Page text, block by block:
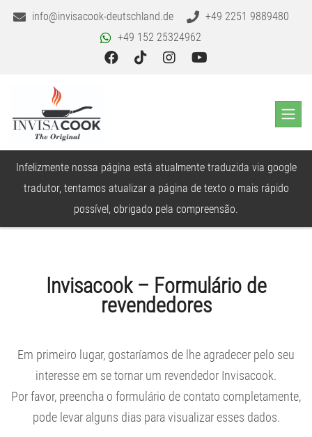
info@invisacook-deutschland.de
+49 2251 9889480
+49 152 25324962
Infelizmente nossa página está atualmente traduzida via google
tradutor, tentamos atualizar a página de texto o mais rápido
possível, obrigado pela compreensão.
Invisacook – Formulário de
revendedores
Em primeiro lugar, gostaríamos de lhe agradecer pelo seu
interesse em se tornar um revendedor Invisacook.
Por favor, preencha o formulário de contato completamente,
pode levar alguns dias para visualizar esses dados.